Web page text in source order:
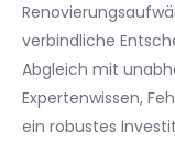
verbindliche
Abgleich mit
Expertenwissen,
ein robustes